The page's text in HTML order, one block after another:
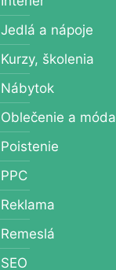
Jedlá a nápoje
Kurzy, školenia
Nábytok
Oblečenie a móda
Poistenie
PPC
Reklama
Remeslá
SEO